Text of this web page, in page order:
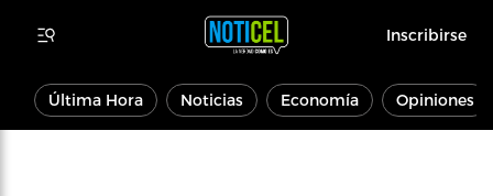
Inscribirse
Última Hora Noticias Economía Opiniones